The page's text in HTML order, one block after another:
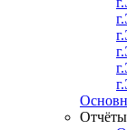
г.
г.
г.
г.
г.